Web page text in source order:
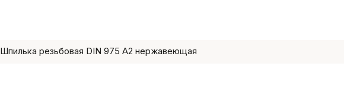
Шпилька резьбовая DIN 975 A2 нержавеющая